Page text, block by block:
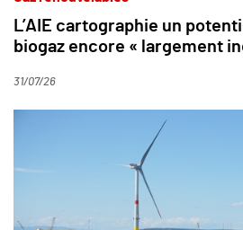
L’AIE cartographie un
biogaz encore « largement
31/07/26